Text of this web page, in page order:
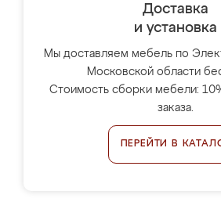
Доставка
и установка
Мы доставляем мебель по
Московской области
Стоимость сборки мебели:
заказа.
ПЕРЕЙТИ В